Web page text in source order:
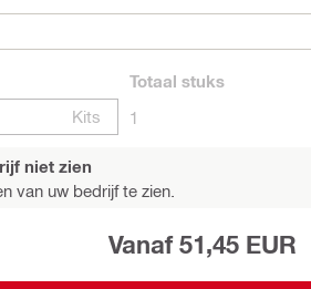
Kits
Totaal stuks
1
niet zien
van uw bedrijf te zien.
Vanaf 51,45 EUR